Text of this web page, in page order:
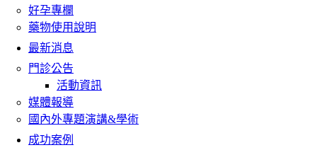
好孕專欄
藥物使用說明
最新消息
門診公告
活動資訊
媒體報導
國內外專題演講&學術
成功案例